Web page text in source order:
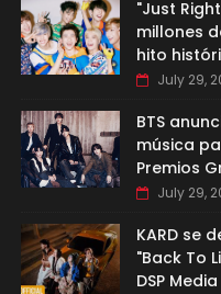
"Just
millones
hito
July 29,
BTS
música
Premios
July 29,
KARD se
"Back To
DSP Media